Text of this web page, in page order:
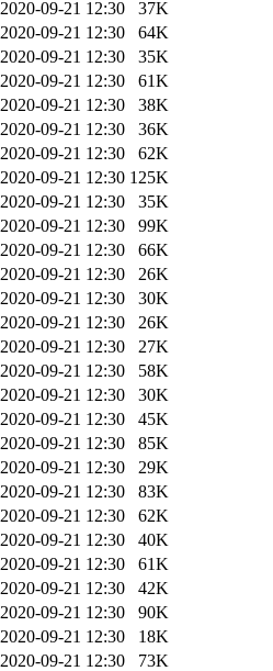
2020-09-21 12:30
37K
2020-09-21 12:30
64K
2020-09-21 12:30
35K
2020-09-21 12:30
61K
2020-09-21 12:30
38K
2020-09-21 12:30
36K
2020-09-21 12:30
62K
2020-09-21 12:30 125K
2020-09-21 12:30
35K
2020-09-21 12:30
99K
2020-09-21 12:30
66K
2020-09-21 12:30
26K
2020-09-21 12:30
30K
2020-09-21 12:30
26K
2020-09-21 12:30
27K
2020-09-21 12:30
58K
2020-09-21 12:30
30K
2020-09-21 12:30
45K
2020-09-21 12:30
85K
2020-09-21 12:30
29K
2020-09-21 12:30
83K
2020-09-21 12:30
62K
2020-09-21 12:30
40K
2020-09-21 12:30
61K
2020-09-21 12:30
42K
2020-09-21 12:30
90K
2020-09-21 12:30
18K
2020-09-21 12:30
73K